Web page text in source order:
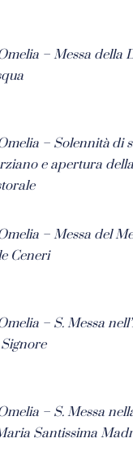
– Messa della
– Solennità di
e apertura
– Messa del
Ceneri
– S. Messa
– S. Messa
Santissima